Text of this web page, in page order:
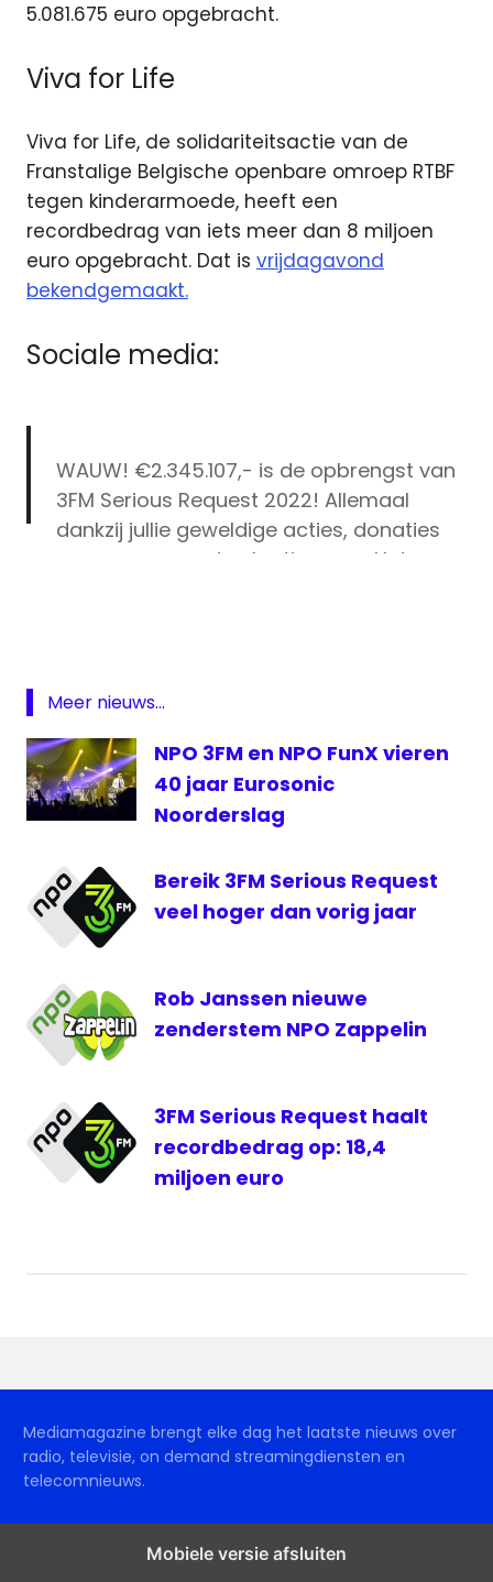
5.081.675 euro opgebracht.
Viva for Life
Viva for Life, de solidariteitsactie van de
Franstalige Belgische openbare omroep RTBF
tegen kinderarmoede, heeft een
recordbedrag van iets meer dan 8 miljoen
euro opgebracht. Dat is vrijdagavond
bekendgemaakt.
Sociale media:
WAUW! €2.345.107,- is de opbrengst van
3FM Serious Request 2022! Allemaal
dankzij jullie geweldige acties, donaties
en aangevraagde plaatjes voor Het
3FM
Serious
Request
Meer nieuws...
NPO 3FM en NPO FunX vieren
40 jaar Eurosonic
Noorderslag
Bereik 3FM Serious Request
veel hoger dan vorig jaar
Rob Janssen nieuwe
zenderstem NPO Zappelin
3FM Serious Request haalt
recordbedrag op: 18,4
miljoen euro
Mediamagazine brengt elke dag het laatste nieuws over
radio, televisie, on demand streamingdiensten en
telecomnieuws.
Mobiele versie afsluiten